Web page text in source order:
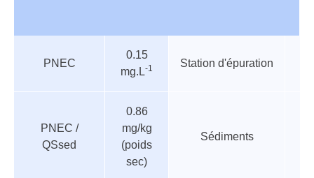
guidesPNEC
0.15
mg.L-1 Station d'épuration
PNEC /
QSsed
0.86
mg/kg
(poids
sec)
Sédiments